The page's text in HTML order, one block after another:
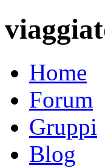
Home
Forum
Gruppi
Blog